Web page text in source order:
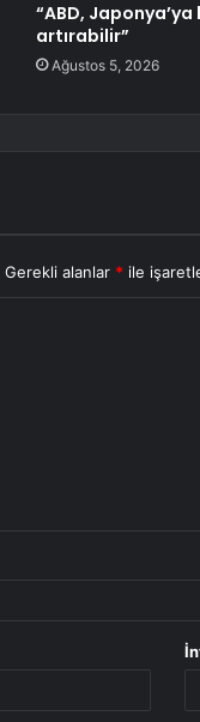
“ABD, Japonya’ya
artırabilir”
Ağustos 5, 2026
Gerekli alanlar * ile